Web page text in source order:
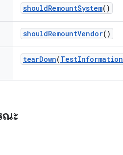
shouldRemountSystem()
shouldRemountVendor()
tearDown(TestInformation
ณะ